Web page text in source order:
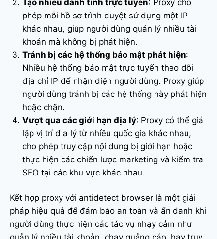
Tạo nhiều danh tính trực tuyến: Proxy cho
phép mỗi hồ sơ trình duyệt sử dụng một IP
khác nhau, giúp người dùng quản lý nhiều tài
khoản mà không bị phát hiện.
Tránh bị các hệ thống bảo mật phát hiện:
Nhiều hệ thống bảo mật trực tuyến theo dõi
địa chỉ IP để nhận diện người dùng. Proxy giúp
người dùng tránh bị các hệ thống này phát hiện
hoặc chặn.
Vượt qua các giới hạn địa lý: Proxy có thể giả
lập vị trí địa lý từ nhiều quốc gia khác nhau,
cho phép truy cập nội dung bị giới hạn hoặc
thực hiện các chiến lược marketing và kiểm tra
SEO tại các khu vực khác nhau.
Kết hợp proxy với antidetect browser là một giải
pháp hiệu quả để đảm bảo an toàn và ẩn danh khi
người dùng thực hiện các tác vụ nhạy cảm như